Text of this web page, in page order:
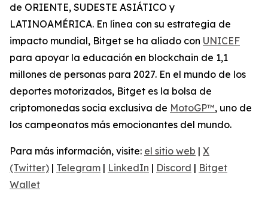
de ORIENTE, SUDESTE ASIÁTICO y
LATINOAMÉRICA. En línea con su estrategia de
impacto mundial, Bitget se ha aliado con UNICEF
para apoyar la educación en blockchain de 1,1
millones de personas para 2027. En el mundo de los
deportes motorizados, Bitget es la bolsa de
criptomonedas socia exclusiva de MotoGP™, uno de
los campeonatos más emocionantes del mundo.
Para más información, visite: el sitio web | X
(Twitter) | Telegram | LinkedIn | Discord | Bitget
Wallet